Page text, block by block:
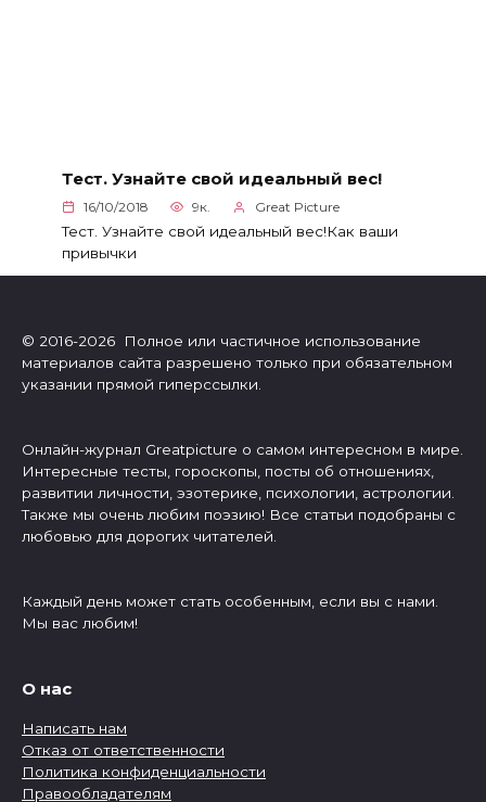
Тест. Узнайте свой идеальный вес!
16/10/2018 9к. Great Picture
Тест. Узнайте свой идеальный вес!Как ваши
привычки
© 2016-2026 Полное или частичное использование
материалов сайта разрешено только при обязательном
указании прямой гиперссылки.
Онлайн-журнал Greatpicture о самом интересном в мире.
Интересные тесты, гороскопы, посты об отношениях,
развитии личности, эзотерике, психологии, астрологии.
Также мы очень любим поэзию! Все статьи подобраны с
любовью для дорогих читателей.
Каждый день может стать особенным, если вы с нами.
Мы вас любим!
О нас
Написать нам
Отказ от ответственности
Политика конфиденциальности
Правообладателям